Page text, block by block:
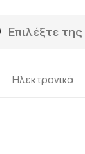
Hλεκτρονικά